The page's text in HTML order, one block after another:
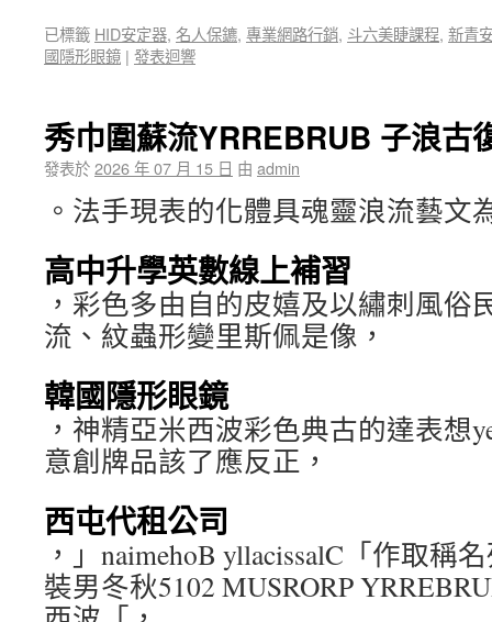
已標籤 HID安定器, 名人保鑣, 專業網路行銷, 斗六美睫課程, 新青
國隱形眼鏡 | 發表迴響
秀巾圍蘇流YRREBRUB 子浪古
發表於2026 年 07 月 15 日 由 admin
。法手現表的化體具魂靈浪流藝文
高中升學英數線上補習
，彩色多由自的皮嬉及以繡刺風俗
流、紋蟲形變里斯佩是像，
韓國隱形眼鏡
，神精亞米西波彩色典古的達表想
意創牌品該了應反正，
西屯代租公司
，」naimehoB yllacissalC「作取稱
裝男冬秋5102 MUSRORP